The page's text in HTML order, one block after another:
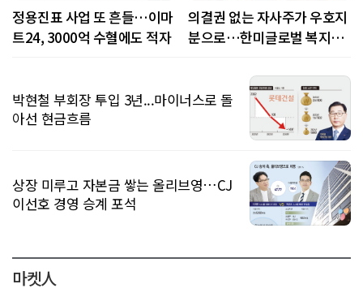
정용진표 사업 또 흔들…이마
트24, 3000억 수혈에도 적자
의결권 없는 자사주가 우호지
분으로…한미글로벌 복지기
박현철 부회장 투입 3년...마이너스로 돌
아선 현금흐름
상장 미루고 자본금 쌓는 올리브영…CJ
이선호 경영 승계 포석
마켓人